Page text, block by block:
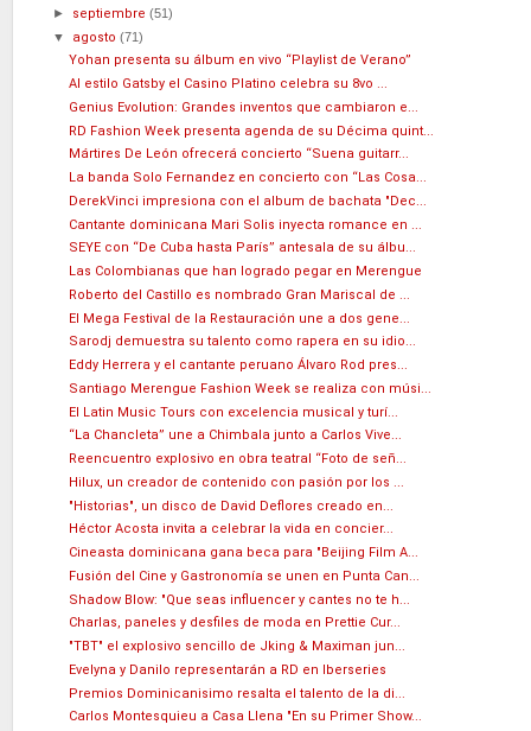
► septiembre(51)
▼ agosto(71)
Yohan presenta su álbum en vivo “Playlist de Verano”
Al estilo Gatsby el Casino Platino celebra su 8vo ...
Genius Evolution: Grandes inventos que cambiaron e...
RD Fashion Week presenta agenda de su Décima quint...
Mártires De León ofrecerá concierto “Suena guitarr...
La banda Solo Fernandez en concierto con “Las Cosa...
DerekVinci impresiona con el album de bachata "Dec...
Cantante dominicana Mari Solis inyecta romance en ...
SEYE con “De Cuba hasta París” antesala de su álbu...
Las Colombianas que han logrado pegar en Merengue
Roberto del Castillo es nombrado Gran Mariscal de ...
El Mega Festival de la Restauración une a dos gene...
Sarodj demuestra su talento como rapera en su idio...
Eddy Herrera y el cantante peruano Álvaro Rod pres...
Santiago Merengue Fashion Week se realiza con músi...
El Latin Music Tours con excelencia musical y turí...
“La Chancleta” une a Chimbala junto a Carlos Vive...
Reencuentro explosivo en obra teatral “Foto de señ...
Hilux, un creador de contenido con pasión por los ...
"Historias", un disco de David Deflores creado en...
Héctor Acosta invita a celebrar la vida en concier...
Cineasta dominicana gana beca para "Beijing Film A...
Fusión del Cine y Gastronomía se unen en Punta Can...
Shadow Blow: "Que seas influencer y cantes no te h...
Charlas, paneles y desfiles de moda en Prettie Cur...
"TBT" el explosivo sencillo de Jking & Maximan jun...
Evelyna y Danilo representarán a RD en Iberseries
Premios Dominicanisimo resalta el talento de la di...
Carlos Montesquieu a Casa Llena "En su Primer Show...